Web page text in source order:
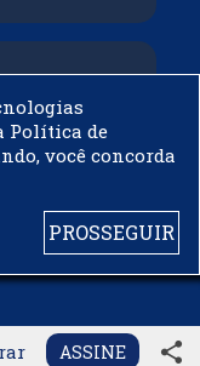
ASSINE share
com
projeto na
Política de
você concorda
PROSSEGUIR